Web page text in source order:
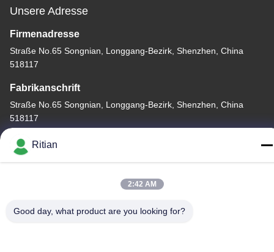
Unsere Adresse
Firmenadresse
Straße No.65 Songnian, Longgang-Bezirk, Shenzhen, China
518117
Fabrikanschrift
Straße No.65 Songnian, Longgang-Bezirk, Shenzhen, China
518117
Telefon
+86-755-84080323
Ritian
2:42 AM
Good day, what product are you looking for?